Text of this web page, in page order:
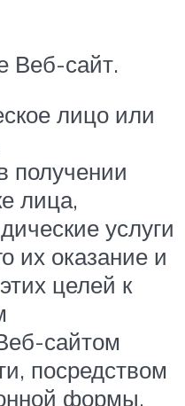
Веб-сайт.
лицо или
получении
лица,
услуги
их оказание и
целей к
сайтом
посредством
формы,